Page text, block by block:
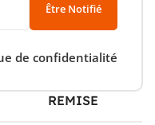
Être Notifié
de confidentialité
REMISE